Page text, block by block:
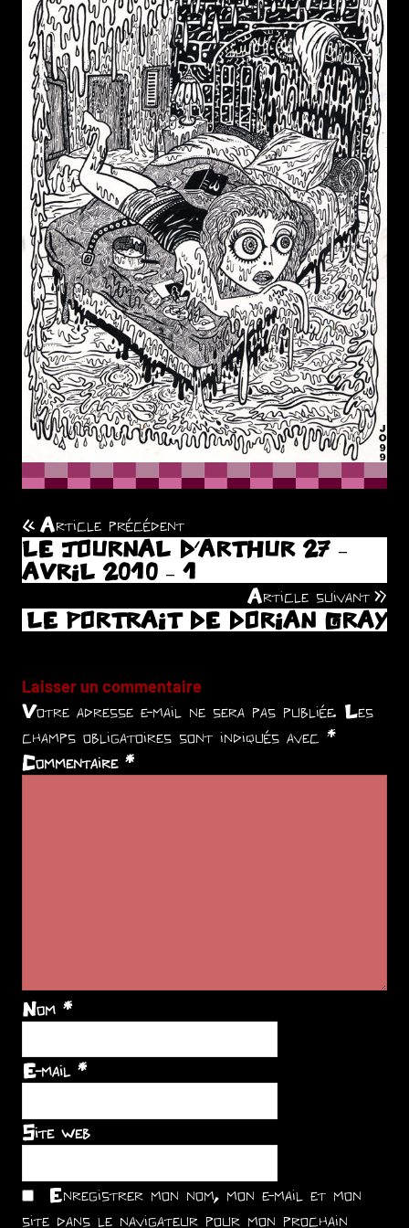
Navigation
de
l’article
Article précédent
LE JOURNAL D’ARTHUR 27 –
AVRIL 2010 – 1
Article suivant
LE PORTRAIT DE DORIAN GRAY
Laisser un commentaire
Votre adresse e-mail ne sera pas publiée. Les
champs obligatoires sont indiqués avec *
Commentaire *
Nom *
E-mail *
Site web
Enregistrer mon nom, mon e-mail et mon
site dans le navigateur pour mon prochain